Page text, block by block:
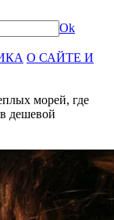
Ok
О САЙТЕ И
морей, где
дешевой